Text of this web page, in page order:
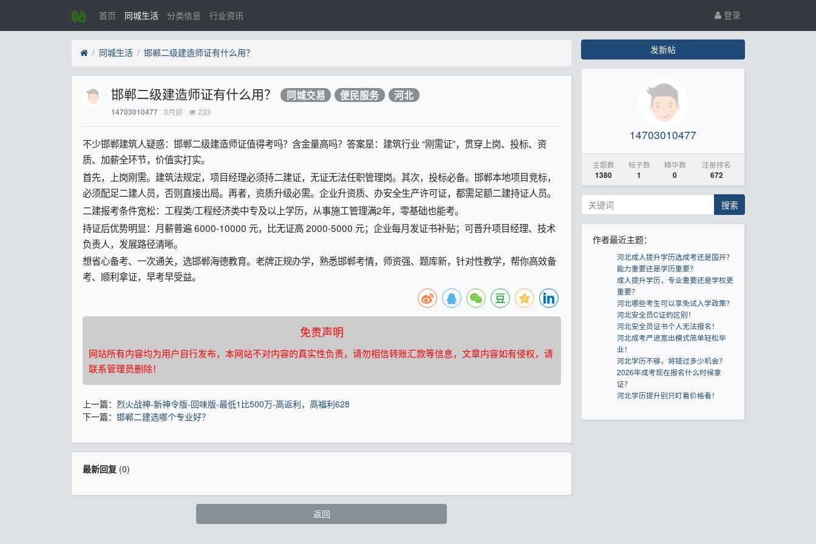
首页 同城生活 分类信息 行业资讯 登录
同城生活 邯郸二级建造师证有什么用？
邯郸二级建造师证有什么用？ 同城交易 便民服务 河北
14703010477 3月前 233
不少邯郸建筑人疑惑：邯郸二级建造师证值得考吗？含金量高吗？答案是：建筑行业 “刚需证”，贯穿上岗、投标、资
质、加薪全环节，价值实打实。
首先，上岗刚需。建筑法规定，项目经理必须持二建证，无证无法任职管理岗。其次，投标必备。邯郸本地项目竞标，
必须配足二建人员，否则直接出局。再者，资质升级必需。企业升资质、办安全生产许可证，都需足额二建持证人员。
二建报考条件宽松：工程类/工程经济类中专及以上学历，从事施工管理满2年，零基础也能考。
持证后优势明显：月薪普遍 6000-10000 元，比无证高 2000-5000 元；企业每月发证书补贴；可晋升项目经理、技术
负责人，发展路径清晰。
想省心备考、一次通关，选邯郸海德教育。老牌正规办学，熟悉邯郸考情，师资强、题库新，针对性教学，帮你高效备
考、顺利拿证，早考早受益。
免责声明
网站所有内容均为用户自行发布，本网站不对内容的真实性负责，请勿相信转账汇款等信息，文章内容如有侵权，请
联系管理员删除！
上一篇： 烈火战神-新神令版-回味版-最低1比500万-高返利，高福利628
下一篇： 邯郸二建选哪个专业好？
最新回复(0)
返回
发新帖
14703010477
主题数
1380
帖子数
1
精华数
0
注册排名
672
搜索
作者最近主题：
河北成人提升学历选成考还是国开？
能力重要还是学历重要？
成人提升学历，专业重要还是学校更
重要？
河北哪些考生可以享免试入学政策？
河北安全员C证的区别！
河北安全员证书个人无法报名！
河北成考严进宽出模式简单轻松毕
业！
河北学历不够，将错过多少机会？
2026年成考现在报名什么时候拿
证？
河北学历提升别只盯着价格看！